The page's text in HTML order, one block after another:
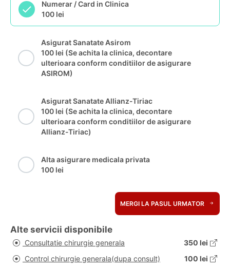
Numerar / Card in Clinica
100 lei
Asigurat Sanatate Asirom
100 lei (Se achita la clinica, decontare
ulterioara conform conditiilor de asigurare
ASIROM)
Asigurat Sanatate Allianz-Tiriac
100 lei (Se achita la clinica, decontare
ulterioara conform conditiilor de asigurare
Allianz-Tiriac)
Alta asigurare medicala privata
100 lei
MERGI LA PASUL URMATOR
Alte servicii disponibile
Consultatie chirurgie generala
350 lei
Control chirurgie generala(dupa consult)
100 lei